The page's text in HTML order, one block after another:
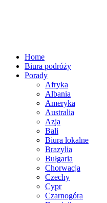
Home
Biura podróży
Porady
Afryka
Albania
Ameryka
Australia
Azja
Bali
Biura lokalne
Brazylia
Bułgaria
Chorwacja
Czechy
Cypr
Czarnogóra